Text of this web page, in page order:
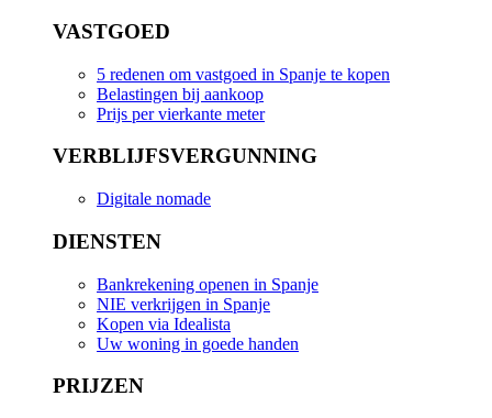
VASTGOED
5 redenen om vastgoed in Spanje te kopen
Belastingen bij aankoop
Prijs per vierkante meter
VERBLIJFSVERGUNNING
Digitale nomade
DIENSTEN
Bankrekening openen in Spanje
NIE verkrijgen in Spanje
Kopen via Idealista
Uw woning in goede handen
PRIJZEN